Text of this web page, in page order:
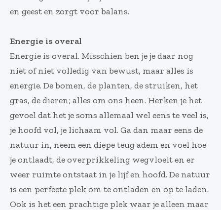
en geest en zorgt voor balans.
Energie is overal
Energie is overal. Misschien ben je je daar nog
niet of niet volledig van bewust, maar alles is
energie. De bomen, de planten, de struiken, het
gras, de dieren; alles om ons heen. Herken je het
gevoel dat het je soms allemaal wel eens te veel is,
je hoofd vol, je lichaam vol. Ga dan maar eens de
natuur in, neem een diepe teug adem en voel hoe
je ontlaadt, de overprikkeling wegvloeit en er
weer ruimte ontstaat in je lijf en hoofd. De natuur
is een perfecte plek om te ontladen en op te laden.
Ook is het een prachtige plek waar je alleen maar